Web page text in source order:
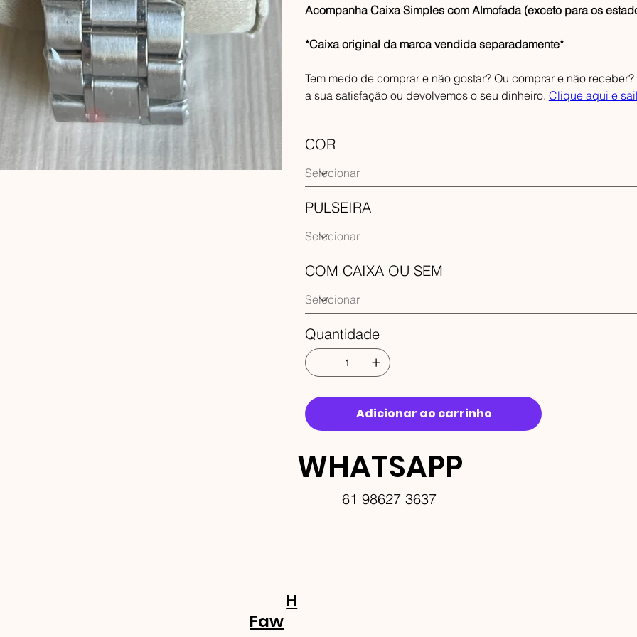
Acompanha Caixa Simples com Almofada (exceto para os
*Caixa original da marca vendida separadamente*
Tem medo de comprar e não gostar? Ou comprar e não
a sua satisfação ou devolvemos o seu dinheiro. Clique aqui e
COR
PULSEIRA
COM CAIXA OU SEM
Quantidade
Adicionar ao carrinho
WHATSAPP
61 98627 3637
Faw
H